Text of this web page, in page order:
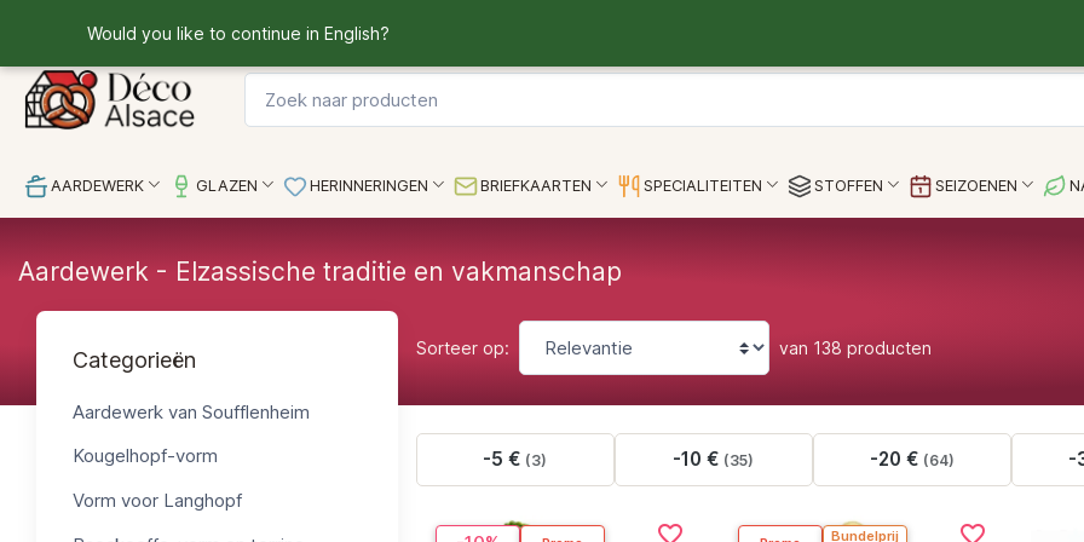
Would you like to continue in English?
Een vraag? (+33) 3 67 10 33 36
AARDEWERK GLAZEN HERINNERINGEN BRIEFKAARTEN SPECIALITEITEN STOFFEN SEIZOENEN
Aardewerk - Elzassische traditie en vakmanschap
Categorieën
Aardewerk van Soufflenheim
Kougelhopf-vorm
Vorm voor Langhopf
Sorteer op: van 138 producten
-5 € (3) -10 € (35) -20 € (64) -
favorite_border
Bundelprij
favorite_border